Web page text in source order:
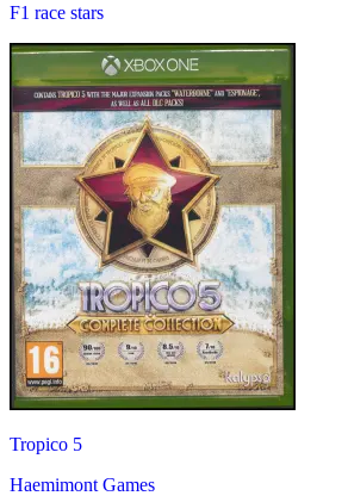
F1 race stars
Tropico 5
Haemimont Games